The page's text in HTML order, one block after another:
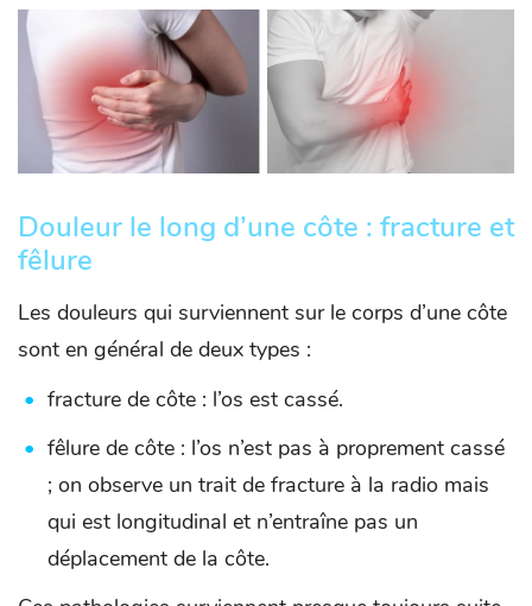
Douleur le long d’une côte : fracture et
fêlure
Les douleurs qui surviennent sur le corps d’une côte
sont en général de deux types :
fracture de côte : l’os est cassé.
fêlure de côte : l’os n’est pas à proprement cassé
; on observe un trait de fracture à la radio mais
qui est longitudinal et n’entraîne pas un
déplacement de la côte.